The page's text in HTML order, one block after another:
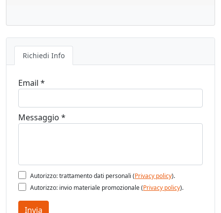
Richiedi Info
Email *
Messaggio *
Autorizzo: trattamento dati personali (Privacy policy).
Autorizzo: invio materiale promozionale (Privacy policy).
Invia